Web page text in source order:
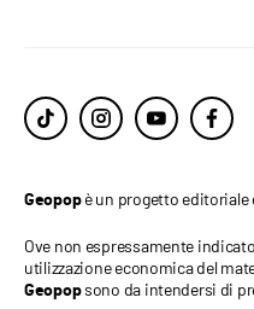
Geopopè un progetto editoriale
Ove non espressamente
utilizzazione economica del
Geopopsono da intendersi di